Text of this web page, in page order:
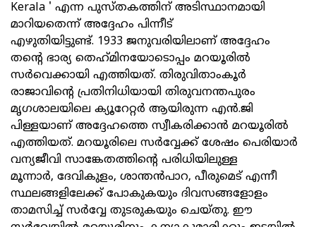
Kerala ' എന്ന പുസ്തകത്തിന് അടിസ്ഥാനമായി
മാറിയതെന്ന് അദ്ദേഹം പിന്നീട്
എഴുതിയിട്ടുണ്ട്. 1933 ജനുവരിയിലാണ് അദ്ദേഹം
തന്റെ ഭാര്യ തെഹ്‌മിനയോടൊപ്പം മറയൂരിൽ
സർവെക്കായി എത്തിയത്. തിരുവിതാംകൂർ
രാജാവിന്റെ പ്രതിനിധിയായി തിരുവനന്തപുരം
മൃഗശാലയിലെ ക്യൂറേറ്റർ ആയിരുന്ന എൻ.ജി
പിള്ളയാണ് അദ്ദേഹത്തെ സ്വീകരിക്കാൻ മറയൂരിൽ
എത്തിയത്. മറയൂരിലെ സർവ്വേക്ക് ശേഷം പെരിയാർ
വന്യജീവി സാങ്കേതത്തിന്റെ പരിധിയിലുള്ള
മൂന്നാർ, ദേവികുളം, ശാന്തൻപാറ, പീരുമെട് എന്നീ
സ്ഥലങ്ങളിലേക്ക് പോകുകയും ദിവസങ്ങളോളം
താമസിച്ച് സർവ്വേ തുടരുകയും ചെയ്തു. ഈ